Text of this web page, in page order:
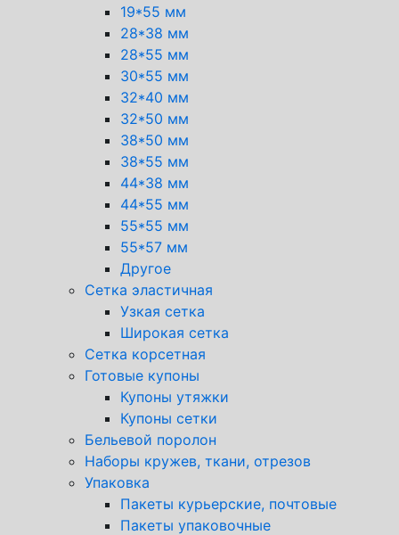
19*55 мм
28*38 мм
28*55 мм
30*55 мм
32*40 мм
32*50 мм
38*50 мм
38*55 мм
44*38 мм
44*55 мм
55*55 мм
55*57 мм
Другое
Сетка эластичная
Узкая сетка
Широкая сетка
Сетка корсетная
Готовые купоны
Купоны утяжки
Купоны сетки
Бельевой поролон
Наборы кружев, ткани, отрезов
Упаковка
Пакеты курьерские, почтовые
Пакеты упаковочные